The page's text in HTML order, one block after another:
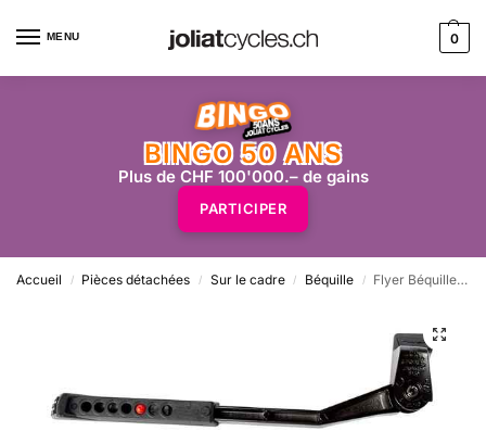
MENU 0
BINGO 50 ANS
Plus de CHF 100'000.– de gains
PARTICIPER
Accueil / Pièces détachées / Sur le cadre / Béquille / Flyer Béquille URSUS MOOI 90